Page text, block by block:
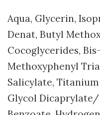
Aqua, Glycerin,
Denat, Butyl
Cocoglycerides,
Methoxyphenyl
Salicylate,
Glycol Dicaprylate/